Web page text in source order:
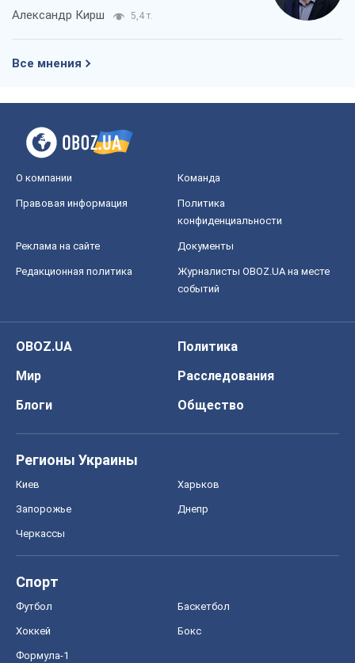
Александр Кирш 5,4 т.
Все мнения
О компании Команда
Правовая информация
Политика
конфиденциальности
Реклама на сайте Документы
Редакционная политика
Журналисты OBOZ.UA на месте
событий
OBOZ.UA
Политика
Мир
Расследования
Блоги
Общество
Регионы Украины
Киев Харьков
Запорожье Днепр
Черкассы
Спорт
Футбол Баскетбол
Хоккей Бокс
Формула-1